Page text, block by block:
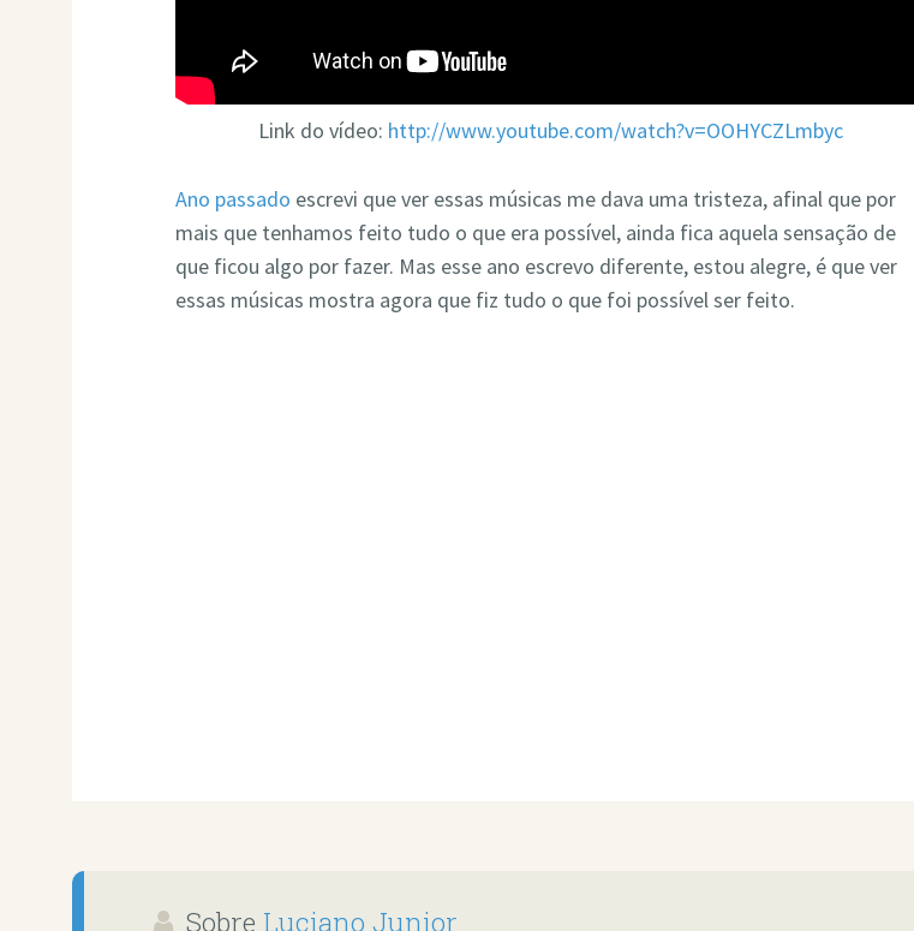
Link do vídeo: http://www.youtube.com/watch?v=OOHYCZLmbyc
Ano passado escrevi que ver essas músicas me dava uma tristeza, afinal que por
mais que tenhamos feito tudo o que era possível, ainda fica aquela sensação de
que ficou algo por fazer. Mas esse ano escrevo diferente, estou alegre, é que ver
essas músicas mostra agora que fiz tudo o que foi possível ser feito.
Sobre Luciano Junior